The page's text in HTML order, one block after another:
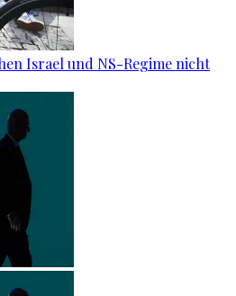
Is­ra­el und NS-Re­gime nicht